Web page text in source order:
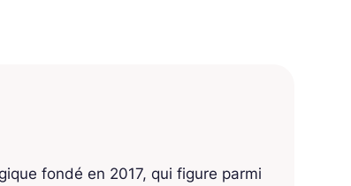
fondé en 2017, qui figure parmi